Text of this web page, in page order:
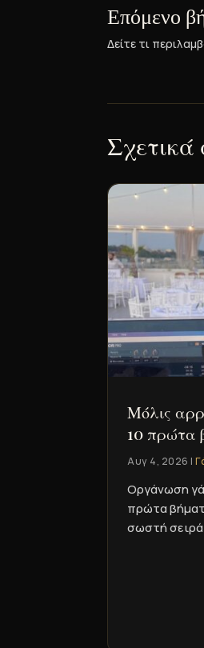
Επόμενο
Δείτε τι
Μόλις
10 πρώτα
Αυγ 4, 2026 |
Οργάνωση
πρώτα
σωστή